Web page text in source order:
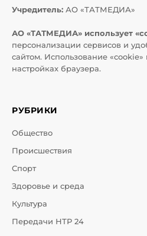
Учредитель: АО «ТАТМЕДИА»
АО «ТАТМЕДИА» использует
персонализации сервисов и
сайтом. Использование
настройках браузера.
РУБРИКИ
Общество
Происшествия
Спорт
Здоровье и среда
Культура
Передачи НТР 24